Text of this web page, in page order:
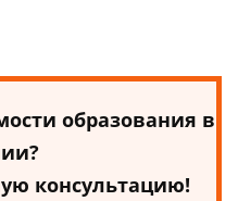
образования в
консультацию!